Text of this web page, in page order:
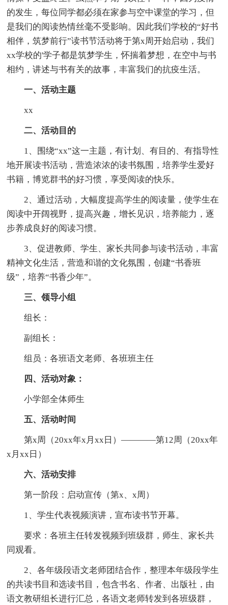
的发生，每位同学都必须在家参与空中课堂的学习，但
是我们的阅读热情丝毫不受影响。因此我们学校的“好书
相伴，筑梦前行”读书节活动将于第x周开始启动，我们
xx学校的'学子都是筑梦学生，怀揣着梦想，在空中与书
相约，讲述与书有关的故事，丰富我们的抗疫生活。
一、活动主题
xx
二、活动目的
1、围绕“xx”这一主题，有计划、有目的、有指导性
地开展读书活动，营造浓浓的读书氛围，培养学生爱好
书籍，博览群书的好习惯，享受阅读的快乐。
2、通过活动，大幅度提高学生的阅读量，使学生在
阅读中开阔视野，提高兴趣，增长见识，培养能力，逐
步养成良好的阅读习惯。
3、促进教师、学生、家长共同参与读书活动，丰富
精神文化生活，营造和谐的文化氛围，创建“书香班
级”，培养“书香少年”。
三、领导小组
组长：
副组长：
组员：各班语文老师、各班班主任
四、活动对象：
小学部全体师生
五、活动时间
第x周（20xx年x月xx日）————第12周（20xx年
x月xx日）
六、活动安排
第一阶段：启动宣传（第x、x周）
1、学生代表视频演讲，宣布读书节开幕。
要求：各班主任转发视频到班级群，师生、家长共
同观看。
2、各年级段语文老师团结合作，整理本年级段学生
的共读书目和选读书目，包含书名、作者、出版社，由
语文教研组长进行汇总，各语文老师转发到各班级群，